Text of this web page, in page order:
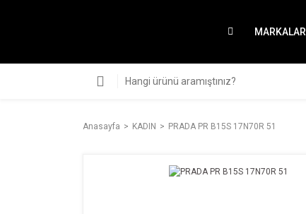
MARKALAR
Anasayfa KADIN PRADA PR B15S 17N70R 51